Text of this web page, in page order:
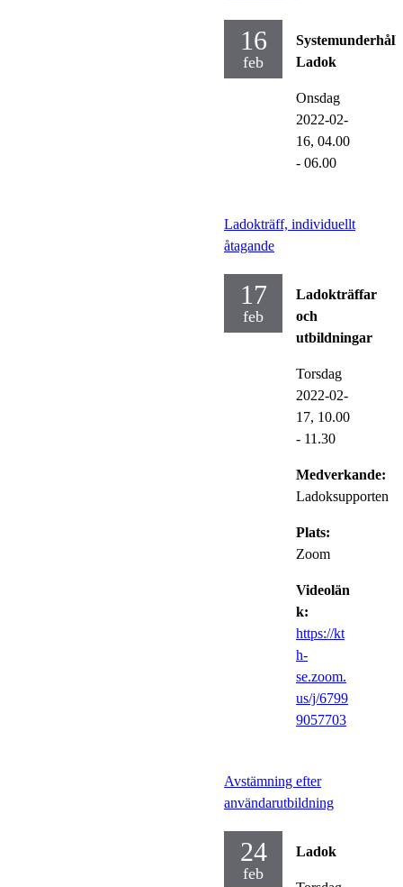
16
feb
Systemunderhåll
Ladok
Onsdag
2022-02-
16, 04.00
- 06.00
Ladokträff, individuellt
åtagande
17
feb
Ladokträffar
och
utbildningar
Torsdag
2022-02-
17, 10.00
- 11.30
Medverkande:
Ladoksupporten
Plats:
Zoom
Videolän
k:
https://kt
h-
se.zoom.
us/j/6799
9057703
Avstämning efter
användarutbildning
24
feb
Ladok